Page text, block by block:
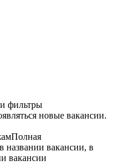
фильтры
новые вакансии.
Полная
названии вакансии, в
вакансии